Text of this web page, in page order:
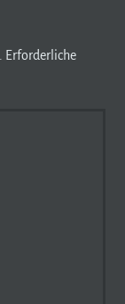
Erforderliche